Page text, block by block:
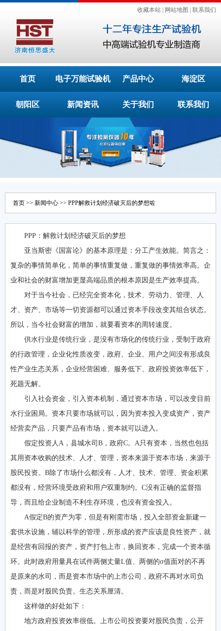
收藏本站 网站地图 联系我们
首页 电子万能试验机 产品中心 海淀区
朝阳区 新闻资讯 关于我们 联系我们
首页 >> 新闻中心 >> PPP解救计划经济破灭后的梦想咗
PPP：解救计划经济破灭后的梦想
亚当斯密《国富论》的基本原理是：分工产生效能。简言之：
复杂的事情简单化，简单的事情重复做，重复做的事情效率高。企
业和社会的财富增加更显高端品质的根本原因是生产效率提高。
对于当今社会，已经完全资本化，技术、劳动力、管理、人
才、资产、市场等一切资源都可以通过资本手段改变其组合状态。
所以，当今社会财富的增加，就要看资本的周转速度。
供水行业是传统行业，是没有市场化的传统行业，受制于政府
的行政管理，企业化性质改变，政府、企业、用户之间没有形成良
性产业生态关系，企业经营困难、服务低下、政府投资效率低下，
死题无解。
引入社会资金，引入资本机制，通过资本市场，可以改变目前
水行业困局。资本只要市场就可以，因为资本投入变成资产，资产
经营卖产品，只要产品有市场，资本就可以进入。
假定投资人A，县城水司B，政府C。A只有资本，当然也包括
其用资本收购的技术、人才、管理，资本来源于资本市场，来源于
股民投资。B除了市场什么都没有，人才、技术、管理、资金积累
都没有，经营环境受政府和用户双重制约。C没有正确的监督指
导，而且给企业制造不利生存环境，也没有资金投入。
A假定B的资产为零，但是有刚需市场，投入全部资金新建一
套供水设施，辅以科学的管理，所形成的资产应该是良性资产，就
是经营有回报的资产，资产打包上市，换回资本，完成一个资本循
环。此时政府用量具在试件两侧丈量L值、两侧的σ值面对的不再
是原来的水司，而是资本市场中的上市公司，政府不再对水司负
责，而是对股民负责。生态关系厘清。
这样做的好处如下：
地方政府投资效率很低。上市公司投资要对股民负责，公开